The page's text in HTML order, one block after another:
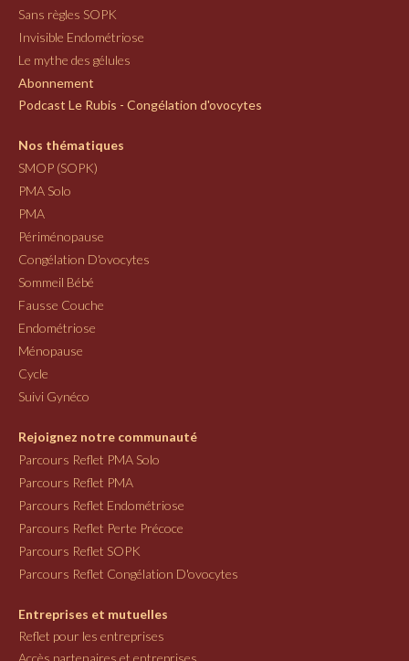
Sans règles SOPK
Invisible Endométriose
Le mythe des gélules
Abonnement
Podcast Le Rubis - Congélation d'ovocytes
Nos thématiques
SMOP (SOPK)
PMA Solo
PMA
Périménopause
Congélation D'ovocytes
Sommeil Bébé
Fausse Couche
Endométriose
Ménopause
Cycle
Suivi Gynéco
Rejoignez notre communauté
Parcours Reflet PMA Solo
Parcours Reflet PMA
Parcours Reflet Endométriose
Parcours Reflet Perte Précoce
Parcours Reflet SOPK
Parcours Reflet Congélation D'ovocytes
Entreprises et mutuelles
Reflet pour les entreprises
Accès partenaires et entreprises